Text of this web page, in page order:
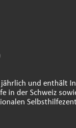
und enthält
in der Schweiz